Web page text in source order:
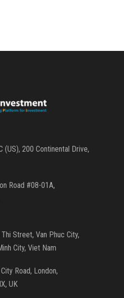
(US), 200 Continental Drive,
Road #08-01A,
Street, Van Phuc City,
City, Viet Nam
Road, London,
UK